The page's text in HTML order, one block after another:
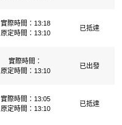
實際時間：13:18
原定時間：13:10
已抵達
實際時間：
原定時間：13:10
已出發
實際時間：13:05
原定時間：13:10
已抵達